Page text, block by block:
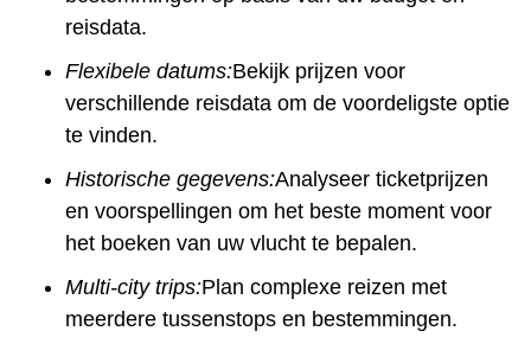
reisdata.
Flexibele datums:Bekijk prijzen voor
verschillende reisdata om de voordeligste optie
te vinden.
Historische gegevens:Analyseer ticketprijzen
en voorspellingen om het beste moment voor
het boeken van uw vlucht te bepalen.
Multi-city trips:Plan complexe reizen met
meerdere tussenstops en bestemmingen.